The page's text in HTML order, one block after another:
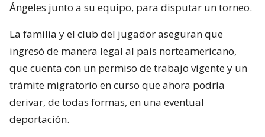
Ángeles junto a su equipo, para disputar un torneo.
La familia y el club del jugador aseguran que
ingresó de manera legal al país norteamericano,
que cuenta con un permiso de trabajo vigente y un
trámite migratorio en curso que ahora podría
derivar, de todas formas, en una eventual
deportación.